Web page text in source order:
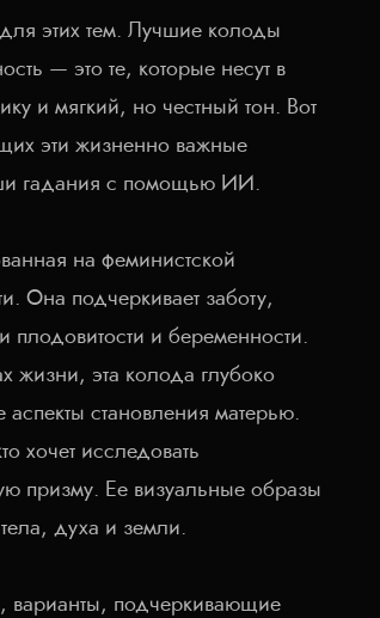
этих тем. Лучшие колоды
— это те, которые несут в
и мягкий, но честный тон. Вот
эти жизненно важные
гадания с помощью ИИ.
на феминистской
Она подчеркивает заботу,
и беременности.
жизни, эта колода глубоко
становления матерью.
хочет исследовать
призму. Ее визуальные образы
духа и земли.
варианты, подчеркивающие